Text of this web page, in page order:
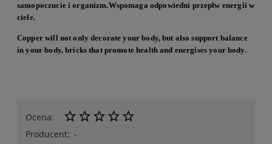
samopoczucie i organizm.Wspomaga odpowiedni przepłw energii w
ciele.
Copper will not only decorate your body, but also support balance
in your body, bricks that promote health and energises your body.
Ocena:
Producent: -